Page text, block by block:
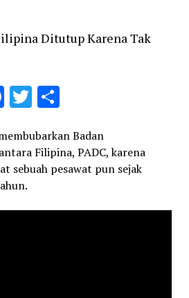
Ditutup Karena Tak
Facebook
Twitter
Share
Badan
Filipina, PADC, karena
sebuah pesawat pun sejak